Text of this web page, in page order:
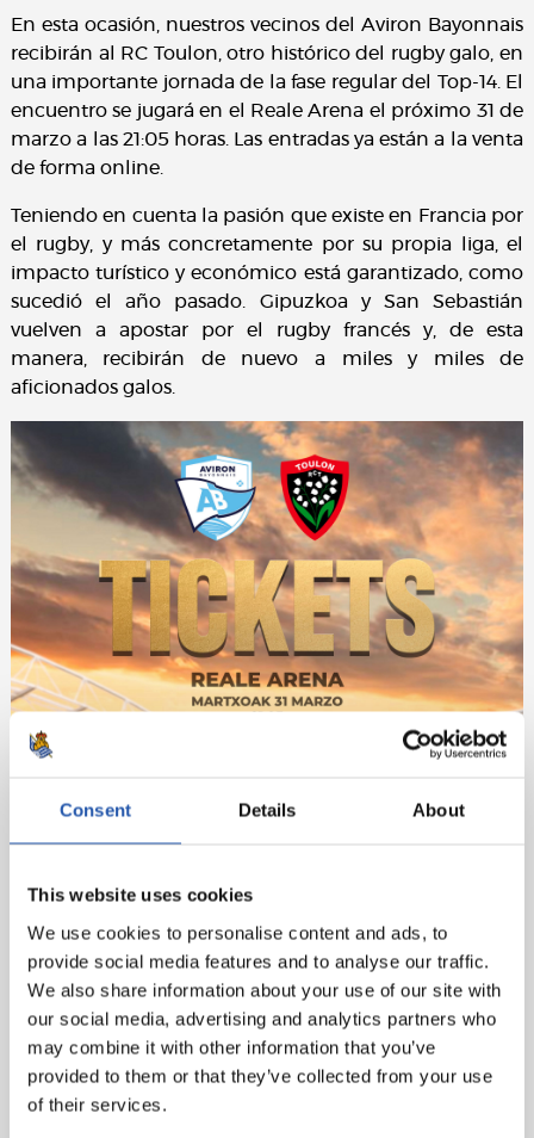
Consent Details About
This website uses cookies
We use cookies to personalise content and ads, to
provide social media features and to analyse our traffic.
We also share information about your use of our site with
our social media, advertising and analytics partners who
may combine it with other information that you’ve
provided to them or that they’ve collected from your use
of their services.
En esta ocasión, nuestros vecinos del Aviron Bayonnais
recibirán al RC Toulon, otro histórico del rugby galo, en
una importante jornada de la fase regular del Top-14. El
encuentro se jugará en el Reale Arena el próximo 31 de
marzo a las 21:05 horas. Las entradas ya están a la venta
de forma online.
Teniendo en cuenta la pasión que existe en Francia por
el rugby, y más concretamente por su propia liga, el
impacto turístico y económico está garantizado, como
sucedió el año pasado. Gipuzkoa y San Sebastián
vuelven a apostar por el rugby francés y, de esta
manera, recibirán de nuevo a miles y miles de
aficionados galos.